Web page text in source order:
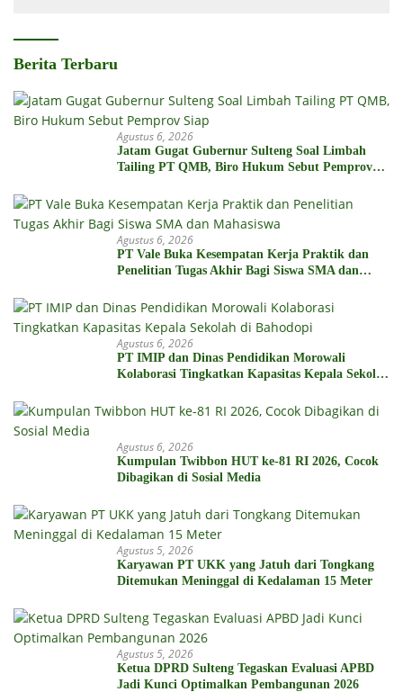
Berita Terbaru
Agustus 6, 2026
Jatam Gugat Gubernur Sulteng Soal Limbah
Tailing PT QMB, Biro Hukum Sebut Pemprov
Agustus 6, 2026
PT Vale Buka Kesempatan Kerja Praktik dan
Penelitian Tugas Akhir Bagi Siswa SMA dan
Agustus 6, 2026
PT IMIP dan Dinas Pendidikan Morowali
Kolaborasi Tingkatkan Kapasitas Kepala Sekolah
Agustus 6, 2026
Kumpulan Twibbon HUT ke-81 RI 2026, Cocok
Dibagikan di Sosial Media
Agustus 5, 2026
Karyawan PT UKK yang Jatuh dari Tongkang
Ditemukan Meninggal di Kedalaman 15 Meter
Agustus 5, 2026
Ketua DPRD Sulteng Tegaskan Evaluasi APBD
Jadi Kunci Optimalkan Pembangunan 2026